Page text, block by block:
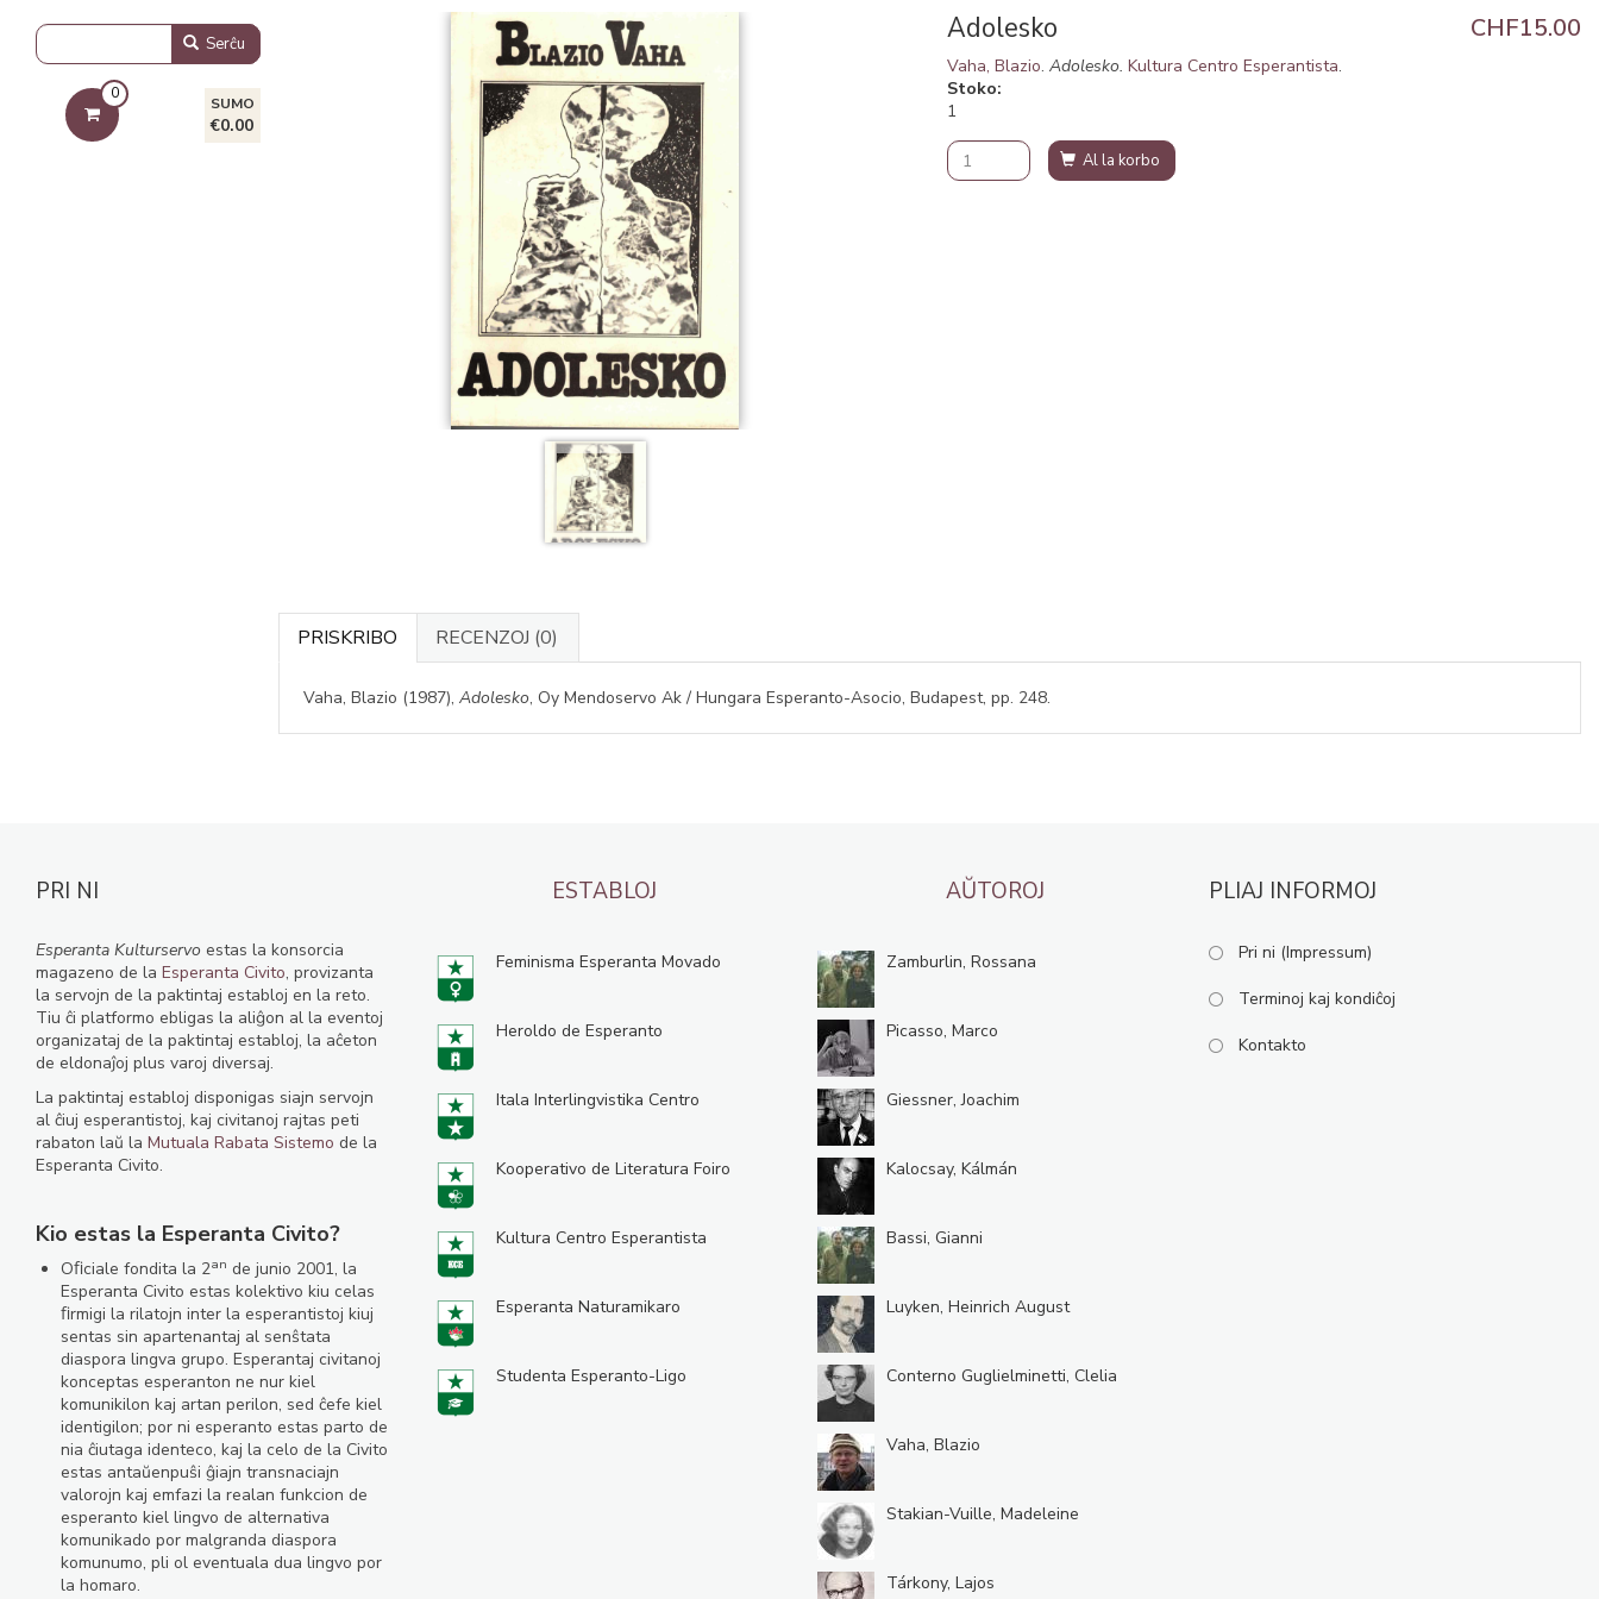
Adolesko CHF15.00
Vaha, Blazio.Adolesko. Kultura Centro Esperantista.
Stoko
1
Al la korbo
PRISKRIBO RECENZOJ (0)
Vaha, Blazio (1987), Adolesko, Oy Mendoservo Ak / Hungara Esperanto-Asocio, Budapest, pp. 248.
Serĉu
0
SUMO
€0.00
PRI NI
Esperanta Kulturservo estas la konsorcia
magazeno de la Esperanta Civito, provizanta
la servojn de la paktintaj establoj en la reto.
Tiu ĉi platformo ebligas la aliĝon al la eventoj
organizataj de la paktintaj establoj, la aĉeton
de eldonaĵoj plus varoj diversaj.
La paktintaj establoj disponigas siajn servojn
al ĉiuj esperantistoj, kaj civitanoj rajtas peti
rabaton laŭ la Mutuala Rabata Sistemo de la
Esperanta Civito.
Kio estas la Esperanta Civito?
Oﬁciale fondita la 2an de junio 2001, la
Esperanta Civito estas kolektivo kiu celas
ﬁrmigi la rilatojn inter la esperantistoj kiuj
sentas sin apartenantaj al senŝtata
diaspora lingva grupo. Esperantaj civitanoj
konceptas esperanton ne nur kiel
komunikilon kaj artan perilon, sed ĉefe kiel
identigilon; por ni esperanto estas parto de
nia ĉiutaga identeco, kaj la celo de la Civito
estas antaŭenpuŝi ĝiajn transnaciajn
valorojn kaj emfazi la realan funkcion de
esperanto kiel lingvo de alternativa
komunikado por malgranda diaspora
komunumo, pli ol eventuala dua lingvo por
la homaro.
ESTABLOJ
Feminisma Esperanta Movado
Heroldo de Esperanto
Itala Interlingvistika Centro
Kooperativo de Literatura Foiro
Kultura Centro Esperantista
Esperanta Naturamikaro
Studenta Esperanto-Ligo
AŬTOROJ
Zamburlin, Rossana
Picasso, Marco
Giessner, Joachim
Kalocsay, Kálmán
Bassi, Gianni
Luyken, Heinrich August
Conterno Guglielminetti, Clelia
Vaha, Blazio
Stakian-Vuille, Madeleine
Tárkony, Lajos
PLIAJ INFORMOJ
Pri ni (Impressum)
Terminoj kaj kondiĉoj
Kontakto